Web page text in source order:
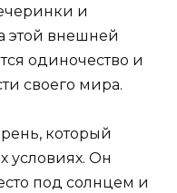
и
этой внешней
одиночество и
своего мира.
который
условиях. Он
под солнцем и